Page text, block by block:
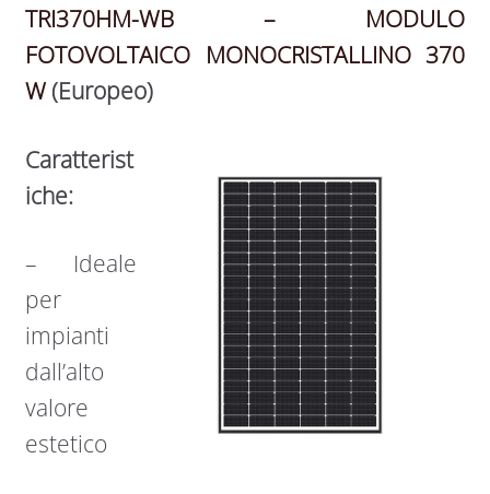
TRI370HM-WB – MODULO
FOTOVOLTAICO MONOCRISTALLINO 370
W(Europeo)
Caratterist
iche:
– Ideale
per
impianti
dall’alto
valore
estetico